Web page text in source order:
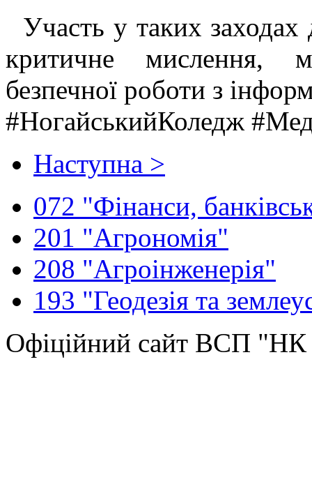
Участь у таких заходах
критичне мислення,
безпечної роботи з
#НогайськийКоледж
Наступна >
072 "Фінанси,
201 "Агрономія"
208 "Агроінженерія"
193 "Геодезія та
Офіційний сайт ВСП